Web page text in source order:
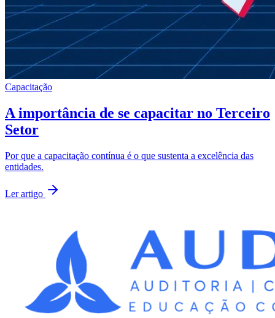
Capacitação
A importância de se capacitar no Terceiro
Setor
Por que a capacitação contínua é o que sustenta a excelência das
entidades.
Ler artigo